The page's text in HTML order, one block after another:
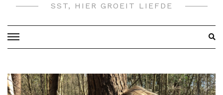
SST, HIER GROEIT LIEFDE